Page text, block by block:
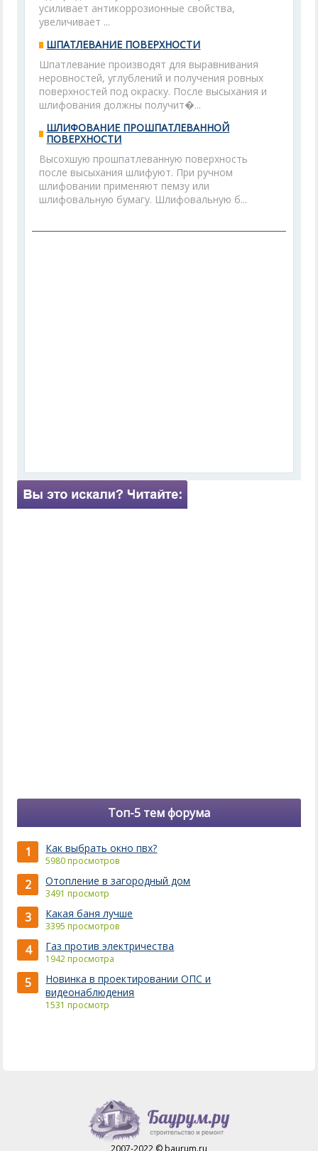
усиливает антикоррозионные свойства,
увеличивает ...
ШПАТЛЕВАНИЕ ПОВЕРХНОСТИ
Шпатлевание производят для выравнивания
неровностей, углублений и получения ровных
поверхностей под окраску. После высыхания и
шлифования должны получит�...
ШЛИФОВАНИЕ ПРОШПАТЛЕВАННОЙ
ПОВЕРХНОСТИ
Высохшую прошпатлеванную поверхность
после высыхания шлифуют. При ручном
шлифовании применяют пемзу или
шлифовальную бумагу. Шлифовальную б...
Топ-5 тем форума
1 Как выбрать окно пвх?
5980 просмотров
2 Отопление в загородный дом
3491 просмотр
3 Какая баня лучше
3395 просмотров
4 Газ против электричества
1942 просмотра
5
Новинка в проектировании ОПС и
видеонаблюдения
1531 просмотр
2007-2022 © baurum.ru